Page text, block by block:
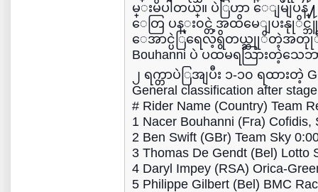
မ္းမိပါတယ္။ ပဲြဟာ ေျမျပန္႔
ေတြ ပန္း၀င္တဲ့အထိမေျပးနုုိင္
ေအာင္ပဲြရေလ့ရွိတယ္ဆုုိတဲ့အတုုိ
Bouhanni ပဲ ပထမရသြားတဲ့သေဘ
၂ ရက္တာပဲြအျပီး ၁-၁၀ ရထား
General classification after
# Rider Name (Country) Team
1 Nacer Bouhanni (Fra)
2 Ben Swift (GBr) Team Sky
3 Thomas De Gendt (Bel) Lotto
4 Daryl Impey (RSA) Orica-
5 Philippe Gilbert (Bel) BMC